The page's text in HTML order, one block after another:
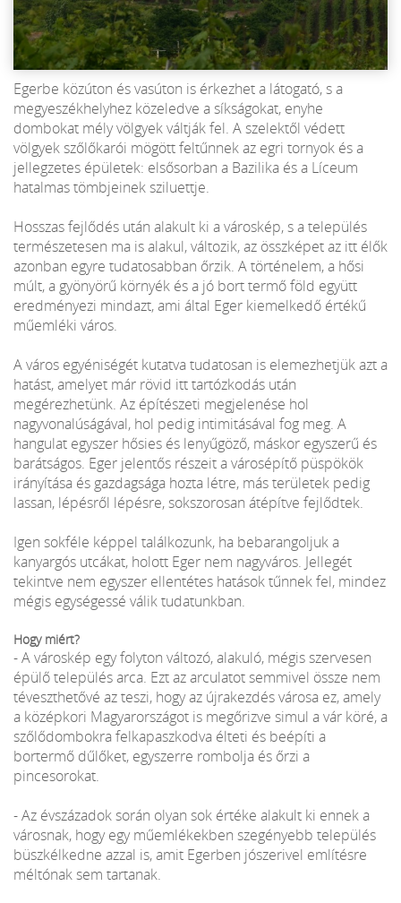
Egerbe közúton és vasúton is érkezhet a látogató, s a
megyeszékhelyhez közeledve a síkságokat, enyhe
dombokat mély völgyek váltják fel. A szelektől védett
völgyek szőlőkarói mögött feltűnnek az egri tornyok és a
jellegzetes épületek: elsősorban a Bazilika és a Líceum
hatalmas tömbjeinek sziluettje.
Hosszas fejlődés után alakult ki a városkép, s a település
természetesen ma is alakul, változik, az összképet az itt élők
azonban egyre tudatosabban őrzik. A történelem, a hősi
múlt, a gyönyörű környék és a jó bort termő föld együtt
eredményezi mindazt, ami által Eger kiemelkedő értékű
műemléki város.
A város egyéniségét kutatva tudatosan is elemezhetjük azt a
hatást, amelyet már rövid itt tartózkodás után
megérezhetünk. Az építészeti megjelenése hol
nagyvonalúságával, hol pedig intimitásával fog meg. A
hangulat egyszer hősies és lenyűgöző, máskor egyszerű és
barátságos. Eger jelentős részeit a városépítő püspökök
irányítása és gazdagsága hozta létre, más területek pedig
lassan, lépésről lépésre, sokszorosan átépítve fejlődtek.
Igen sokféle képpel találkozunk, ha bebarangoljuk a
kanyargós utcákat, holott Eger nem nagyváros. Jellegét
tekintve nem egyszer ellentétes hatások tűnnek fel, mindez
mégis egységessé válik tudatunkban.
Hogy miért?
- A városkép egy folyton változó, alakuló, mégis szervesen
épülő település arca. Ezt az arculatot semmivel össze nem
téveszthetővé az teszi, hogy az újrakezdés városa ez, amely
a középkori Magyarországot is megőrizve simul a vár köré, a
szőlődombokra felkapaszkodva élteti és beépíti a
bortermő dűlőket, egyszerre rombolja és őrzi a
pincesorokat.
- Az évszázadok során olyan sok értéke alakult ki ennek a
városnak, hogy egy műemlékekben szegényebb település
büszkélkedne azzal is, amit Egerben jószerivel említésre
méltónak sem tartanak.